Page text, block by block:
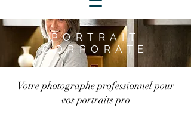
PORTRAIT
CORPORATE
Votre photographe professionnel pour
vos portraits pro